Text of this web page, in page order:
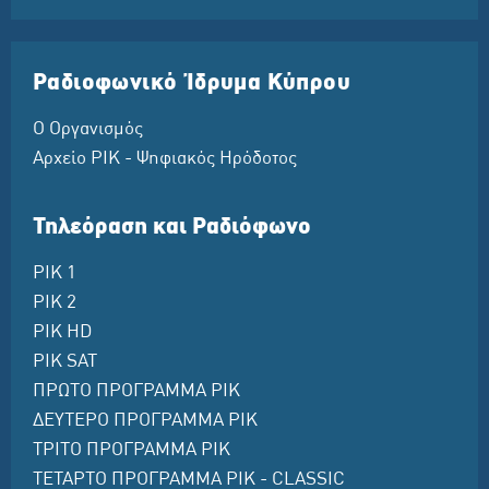
Ραδιοφωνικό Ίδρυμα Κύπρου
Ο Οργανισμός
Αρχείο ΡΙΚ - Ψηφιακός Ηρόδοτος
Τηλεόραση και Ραδιόφωνο
ΡΙΚ 1
ΡΙΚ 2
ΡΙΚ HD
ΡΙΚ SAT
ΠΡΩΤΟ ΠΡΟΓΡΑΜΜΑ ΡΙΚ
ΔΕΥΤΕΡΟ ΠΡΟΓΡΑΜΜΑ ΡΙΚ
ΤΡΙΤΟ ΠΡΟΓΡΑΜΜΑ ΡΙΚ
ΤΕΤΑΡΤΟ ΠΡΟΓΡΑΜΜΑ ΡΙΚ - CLASSIC